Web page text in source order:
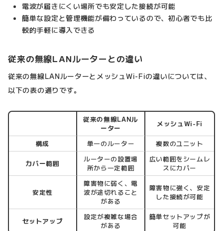
電波が届きにくい場所でも安定した接続が可能
簡単な設定と管理機能が備わっているので、初心者でも比
較的手軽に導入できる
従来の無線LANルーターとの違い
従来の無線LANルーターとメッシュWi-Fiの違いについては、
以下の表の通りです。
従来の無線LANル
ーター
メッシュWi-Fi
構成 単一のルーター 複数のユニット
カバー範囲
ルーターの設置場
所から一定範囲
広い範囲をシームレ
スにカバー
安定性
障害物に弱く、電
波が途切れること
がある
障害物に強く、安定
した接続が可能
セットアップ
設定が複雑な場合
がある
簡単セットアップが
可能